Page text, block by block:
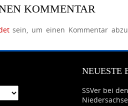
KOMMENTAR
sein, um einen Kommentar
NEUESTE
SSVer bei den